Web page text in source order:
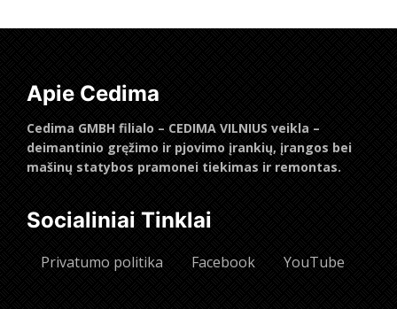
Apie Cedima
Cedima GMBH filialo – CEDIMA VILNIUS veikla –
deimantinio gręžimo ir pjovimo įrankių, įrangos bei
mašinų statybos pramonei tiekimas ir remontas.
Socialiniai Tinklai
Privatumo politika Facebook YouTube